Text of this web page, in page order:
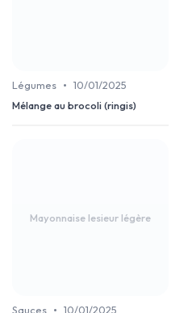
Légumes • 10/01/2025
Mélange au brocoli (ringis)
Mayonnaise lesieur légère
Sauces
10/01/2025